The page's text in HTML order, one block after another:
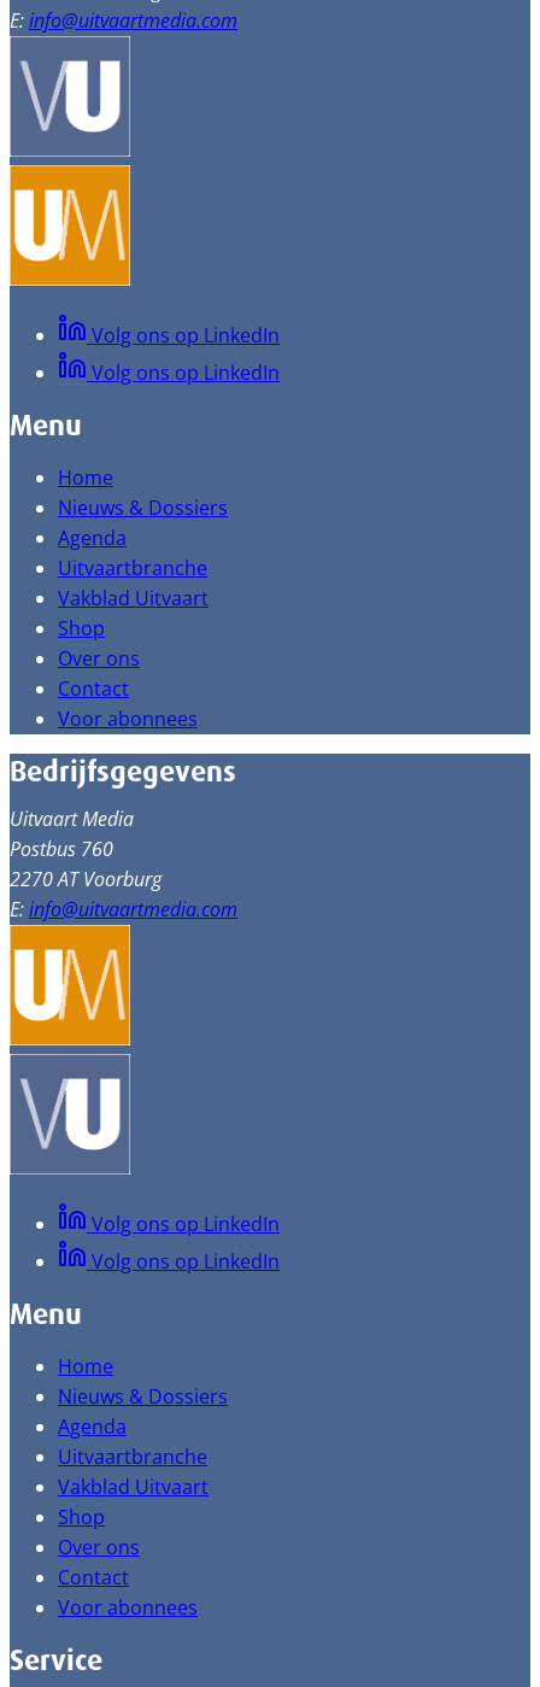
E:info@uitvaartmedia.com
Volg ons op LinkedIn
Volg ons op LinkedIn
Menu
Home
Nieuws & Dossiers
Agenda
Uitvaartbranche
Vakblad Uitvaart
Shop
Over ons
Contact
Voor abonnees
Bedrijfsgegevens
Uitvaart Media
Postbus 760
2270 AT Voorburg
E:info@uitvaartmedia.com
Volg ons op LinkedIn
Volg ons op LinkedIn
Menu
Home
Nieuws & Dossiers
Agenda
Uitvaartbranche
Vakblad Uitvaart
Shop
Over ons
Contact
Voor abonnees
Service